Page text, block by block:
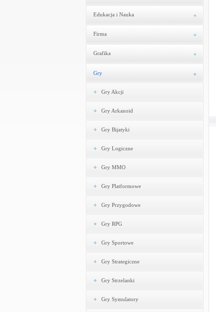
Edukacja i Nauka
Firma
Grafika
Gry
Gry Akcji
Gry Arkanoid
Gry Bijatyki
Gry Logiczne
Gry MMO
Gry Platformowe
Gry Przygodowe
Gry RPG
Gry Sportowe
Gry Strategiczne
Gry Strzelanki
Gry Symulatory